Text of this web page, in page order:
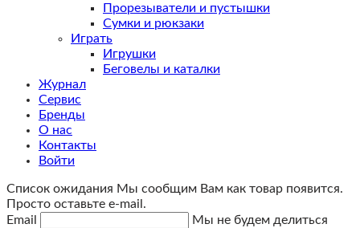
Прорезыватели и пустышки
Сумки и рюкзаки
Играть
Игрушки
Беговелы и каталки
Журнал
Сервис
Бренды
О нас
Контакты
Войти
Список ожидания Мы сообщим Вам как товар появится.
Просто оставьте e-mail.
Email
Мы не будем делиться